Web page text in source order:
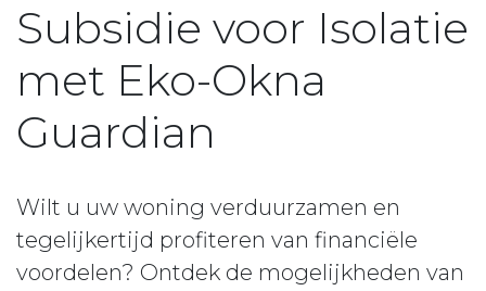
Subsidie voor Isolatie
met Eko-Okna
Guardian
Wilt u uw woning verduurzamen en
tegelijkertijd profiteren van financiële
voordelen? Ontdek de mogelijkheden van